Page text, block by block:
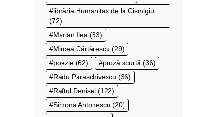
librăria Humanitas de la Cișmigiu
(72)
Marian Ilea (33)
Mircea Cărtărescu (29)
poezie (62) proză scurtă (36)
Radu Paraschivescu (36)
Raftul Denisei (122)
Simona Antonescu (20)